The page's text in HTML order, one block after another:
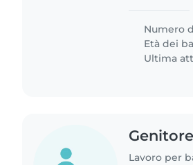
Numero
Età dei
Ultima
Genitore
Lavoro per